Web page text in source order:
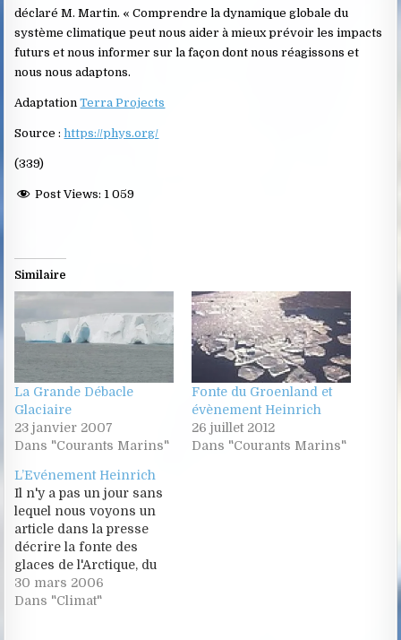
déclaré M. Martin. « Comprendre la dynamique globale du
système climatique peut nous aider à mieux prévoir les impacts
futurs et nous informer sur la façon dont nous réagissons et
nous nous adaptons.
AdaptationTerra Projects
Source :https://phys.org/
(339)
Post Views: 1 059
Similaire
La Grande Débacle
Glaciaire
23 janvier 2007
Dans "Courants Marins"
Fonte du Groenland et
évènement Heinrich
26 juillet 2012
Dans "Courants Marins"
L’Evénement Heinrich
Il n'y a pas un jour sans
lequel nous voyons un
article dans la presse
décrire la fonte des
glaces de l'Arctique, du
Groenland et de
l'Antarctique.
30 mars 2006
Dans "Climat"